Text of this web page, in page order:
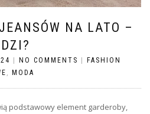
NA LATO –
| NO COMMENTS | FASHION
MODA
podstawowy element garderoby,